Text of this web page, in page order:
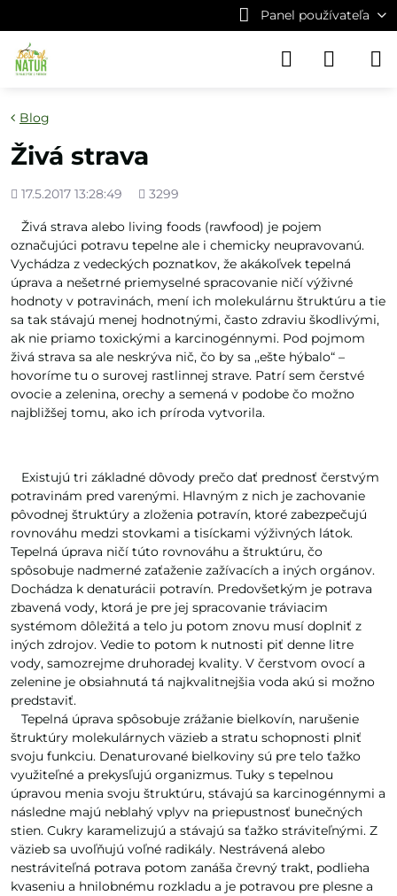
Panel používateľa
Blog
Živá strava
Pridané
17.5.2017 13:28:49
Počet
3299
Živá strava alebo living foods (rawfood) je pojem
označujúci potravu tepelne ale i chemicky neupravovanú.
Vychádza z vedeckých poznatkov, že akákoľvek tepelná
úprava a nešetrné priemyselné spracovanie ničí výživné
hodnoty v potravinách, mení ich molekulárnu štruktúru a tie
sa tak stávajú menej hodnotnými, často zdraviu škodlivými,
ak nie priamo toxickými a karcinogénnymi. Pod pojmom
živá strava sa ale neskrýva nič, čo by sa ‚,ešte hýbalo“ –
hovoríme tu o surovej rastlinnej strave. Patrí sem čerstvé
ovocie a zelenina, orechy a semená v podobe čo možno
najbližšej tomu, ako ich príroda vytvorila.
Existujú tri základné dôvody prečo dať prednosť čerstvým
potravinám pred varenými. Hlavným z nich je zachovanie
pôvodnej štruktúry a zloženia potravín, ktoré zabezpečujú
rovnováhu medzi stovkami a tisíckami výživných látok.
Tepelná úprava ničí túto rovnováhu a štruktúru, čo
spôsobuje nadmerné zaťaženie zažívacích a iných orgánov.
Dochádza k denaturácii potravín. Predovšetkým je potrava
zbavená vody, ktorá je pre jej spracovanie tráviacim
systémom dôležitá a telo ju potom znovu musí doplniť z
iných zdrojov. Vedie to potom k nutnosti piť denne litre
vody, samozrejme druhoradej kvality. V čerstvom ovocí a
zelenine je obsiahnutá tá najkvalitnejšia voda akú si možno
predstaviť.
Tepelná úprava spôsobuje zrážanie bielkovín, narušenie
štruktúry molekulárnych väzieb a stratu schopnosti plniť
svoju funkciu. Denaturované bielkoviny sú pre telo ťažko
využiteľné a prekysľujú organizmus. Tuky s tepelnou
úpravou menia svoju štruktúru, stávajú sa karcinogénnymi a
následne majú neblahý vplyv na priepustnosť bunečných
stien. Cukry karamelizujú a stávajú sa ťažko stráviteľnými. Z
väzieb sa uvoľňujú voľné radikály. Nestrávená alebo
nestráviteľná potrava potom zanáša črevný trakt, podlieha
kvaseniu a hnilobnému rozkladu a je potravou pre plesne a